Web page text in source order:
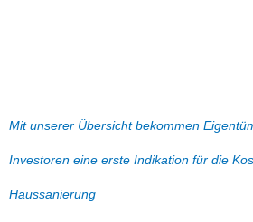
Mit unserer Übersicht bekommen
Investoren eine erste Indikation für die
Haussanierung